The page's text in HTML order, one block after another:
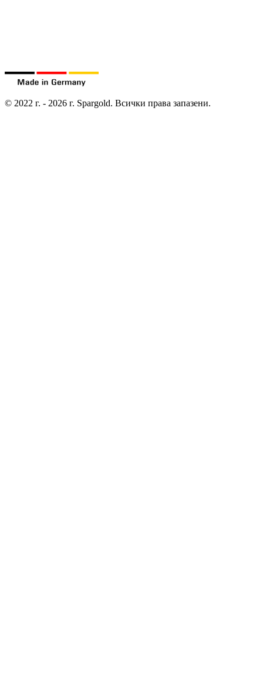
© 2022 г. - 2026 г. Spargold. Всички права запазени.